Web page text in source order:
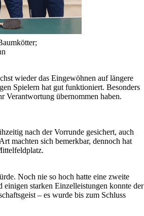
wieder das Eingewöhnen auf längere
Spielern hat gut funktioniert. Besonders
Verantwortung übernommen haben.
nach der Vorrunde gesichert, auch
machten sich bemerkbar, dennoch hat
Noch nie so hoch hatte eine zweite
starken Einzelleistungen konnte der
– es wurde bis zum Schluss